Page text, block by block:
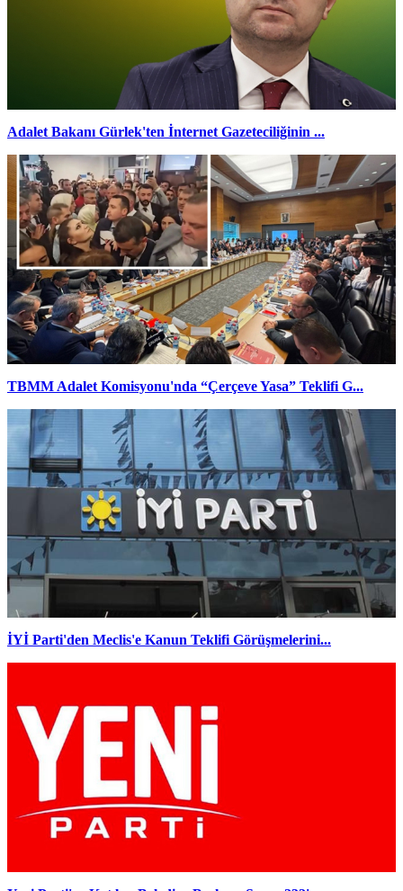
Adalet Bakanı Gürlek'ten İnternet Gazeteciliğinin ...
TBMM Adalet Komisyonu'nda “Çerçeve Yasa” Teklifi G...
İYİ Parti'den Meclis'e Kanun Teklifi Görüşmelerini...